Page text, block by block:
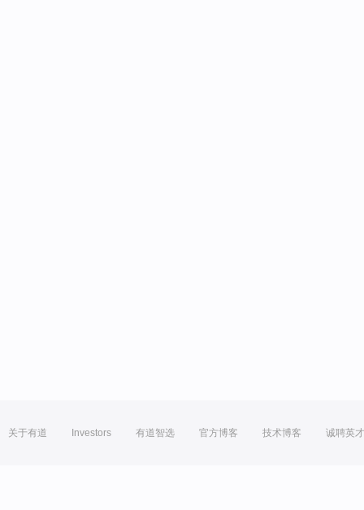
关于有道 Investors 有道智选 官方博客 技术博客 诚聘英才